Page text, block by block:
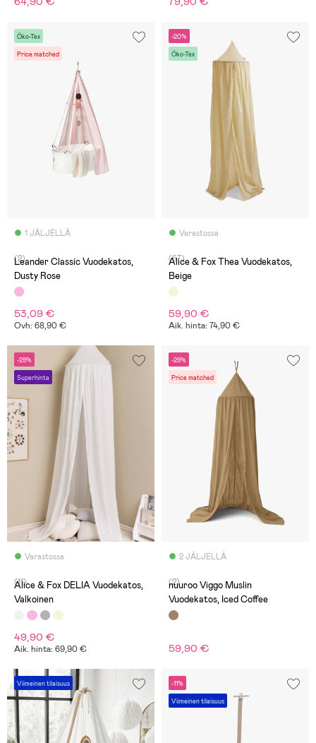
Öko-Tex
Price matched
1 JÄLJELLÄ
(2)
Leander Classic Vuodekatos,
Dusty Rose
53,09 €
Ovh: 68,90 €
-20%
Öko-Tex
Varastossa
(67)
Alice & Fox Thea Vuodekatos,
Beige
59,90 €
Aik. hinta: 74,90 €
-29%
Superhinta
Varastossa
(11)
Alice & Fox DELIA Vuodekatos,
Valkoinen
49,90 €
Aik. hinta: 69,90 €
-29%
Price matched
2 JÄLJELLÄ
(2)
nuuroo Viggo Muslin
Vuodekatos, Iced Coffee
59,90 €
Viimeinen tilaisuus -11%
Viimeinen tilaisuus